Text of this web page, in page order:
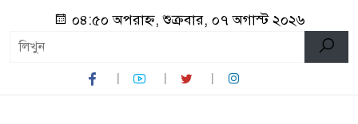
০৪:৫০ অপরাহ্ন, শুক্রবার, ০৭ অগাস্ট ২০২৬